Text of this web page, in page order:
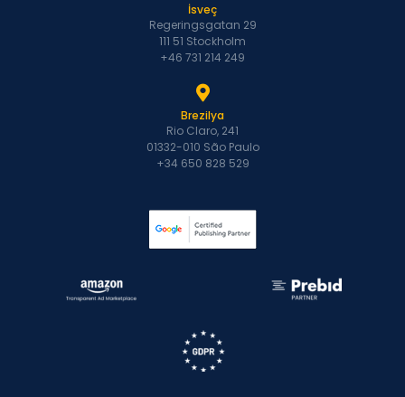
İsveç
Regeringsgatan 29
111 51 Stockholm
+46 731 214 249
Brezilya
Rio Claro, 241
01332-010 São Paulo
+34 650 828 529